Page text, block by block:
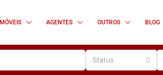
IMÓVEIS AGENTES OUTROS BLOG
Status